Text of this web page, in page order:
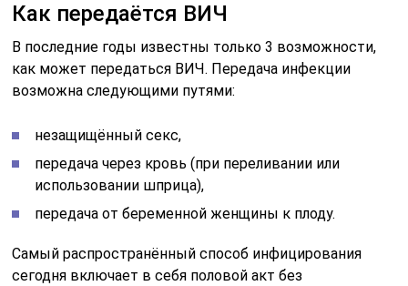
Как передаётся ВИЧ
В последние годы известны только 3 возможности,
как может передаться ВИЧ. Передача инфекции
возможна следующими путями:
незащищённый секс,
передача через кровь (при переливании или
использовании шприца),
передача от беременной женщины к плоду.
Самый распространённый способ инфицирования
сегодня включает в себя половой акт без